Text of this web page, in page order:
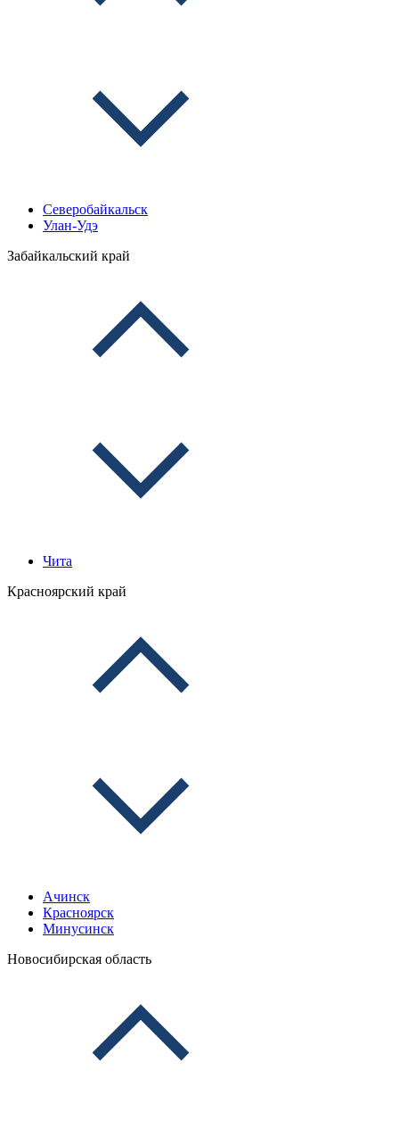
Северобайкальск
Улан-Удэ
Забайкальский край
Чита
Красноярский край
Ачинск
Красноярск
Минусинск
Новосибирская область